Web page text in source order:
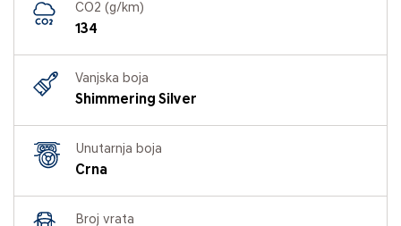
CO2 (g/km)
134
Vanjska boja
Shimmering Silver
Unutarnja boja
Crna
Broj vrata